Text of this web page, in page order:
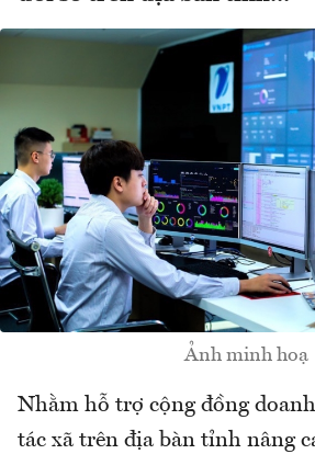
Ảnh minh hoạ
Nhằm hỗ trợ cộng đồng
tác xã trên địa bàn tỉnh nâng